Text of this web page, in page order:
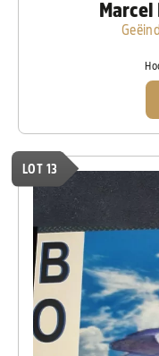
LOT 13